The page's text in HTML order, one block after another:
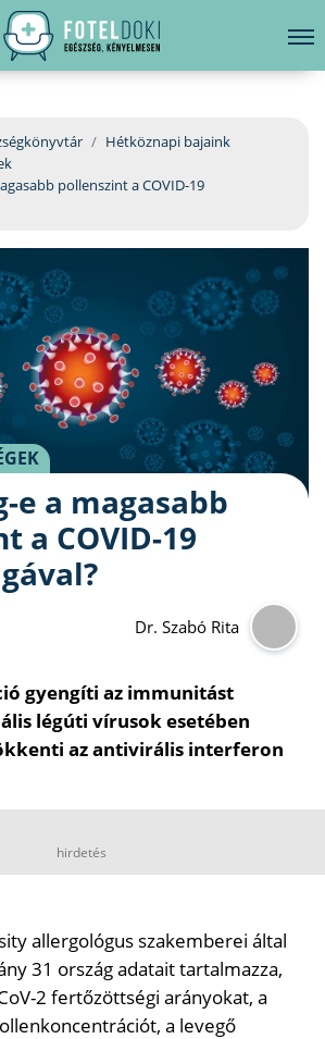
hirdetés
Hétköznapi bajaink
pollenszint a COVID-19
e a magasabb
a COVID-19
Dr. Szabó Rita
gyengíti az immunitást
légúti vírusok esetében
az antivirális interferon
hirdetés
allergológus szakemberei által
31 ország adatait tartalmazza,
2 fertőzöttségi arányokat, a
a levegő